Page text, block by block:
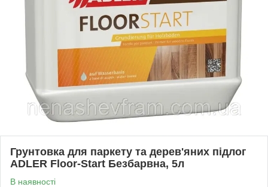
Грунтовка для паркету та дерев'яних підлог
ADLER Floor-Start Безбарвна, 5л
В наявності